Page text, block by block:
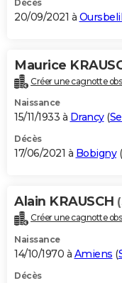
Décès
20/09/2021 à
Maurice
Créer une cagnotte
Naissance
15/11/1933 à Drancy(
Décès
17/06/2021 à Bobigny(
Alain KRAUSCH
Créer une cagnotte
Naissance
14/10/1970 à Amiens (
Décès